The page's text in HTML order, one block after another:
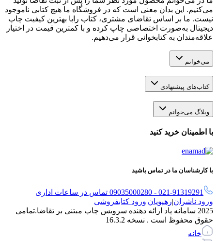
می‌کنیم. این بدان معنی است که در فروشگاه ما هیچ کتابی ناموجود
نیست. ما بر اساس تقاضای مشتری، کتاب رابا بهترین کیفیت چاپ
دیجیتال به‌صورت اختصاصی چاپ کرده و با کمترین قیمت در اختیار
علاقه‌مندان به کتابخوانی قرار می‌دهیم.
می‌خوانم
کتاب‌های پیشنهادی
وبلاگ می‌خوانم
با اطمینان خرید کنید
با کارشناسان ما در تماس باشید
021-91319291 - 09035000280 تماس در ساعات اداری
ورود ناشران|رهپویان|ورود کتابفروشی
2025 سامانه پاد ارائه دهنده سرویس چاپ مبتنی بر تقاضا.
تمامی
حقوق محفوظ است . نسخه 16.3.2
خانه